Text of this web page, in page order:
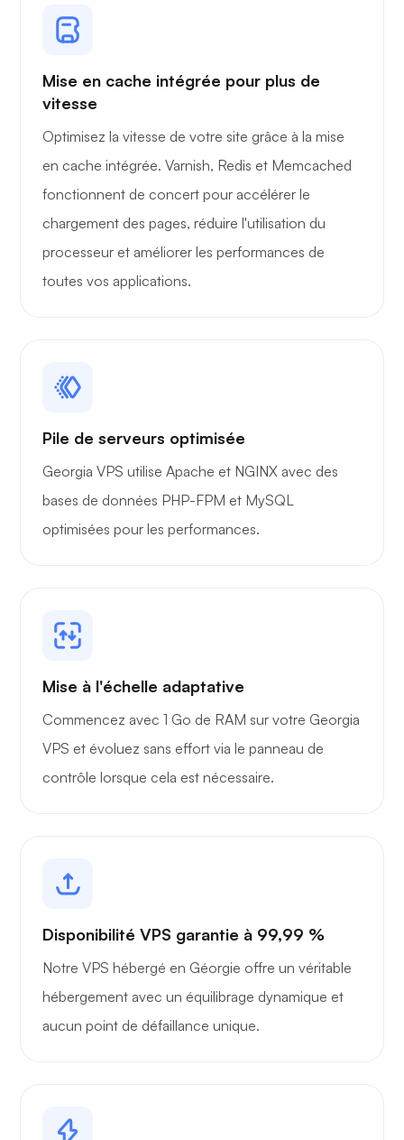
Mise en cache intégrée pour plus de
vitesse
Optimisez la vitesse de votre site grâce à la mise
en cache intégrée. Varnish, Redis et Memcached
fonctionnent de concert pour accélérer le
chargement des pages, réduire l'utilisation du
processeur et améliorer les performances de
toutes vos applications.
Pile de serveurs optimisée
Georgia VPS utilise Apache et NGINX avec des
bases de données PHP-FPM et MySQL
optimisées pour les performances.
Mise à l'échelle adaptative
Commencez avec 1 Go de RAM sur votre Georgia
VPS et évoluez sans effort via le panneau de
contrôle lorsque cela est nécessaire.
Disponibilité VPS garantie à 99,99 %
Notre VPS hébergé en Géorgie offre un véritable
hébergement avec un équilibrage dynamique et
aucun point de défaillance unique.